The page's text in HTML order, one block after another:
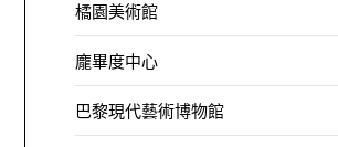
橘園美術館
龐畢度中心
巴黎現代藝術博物館